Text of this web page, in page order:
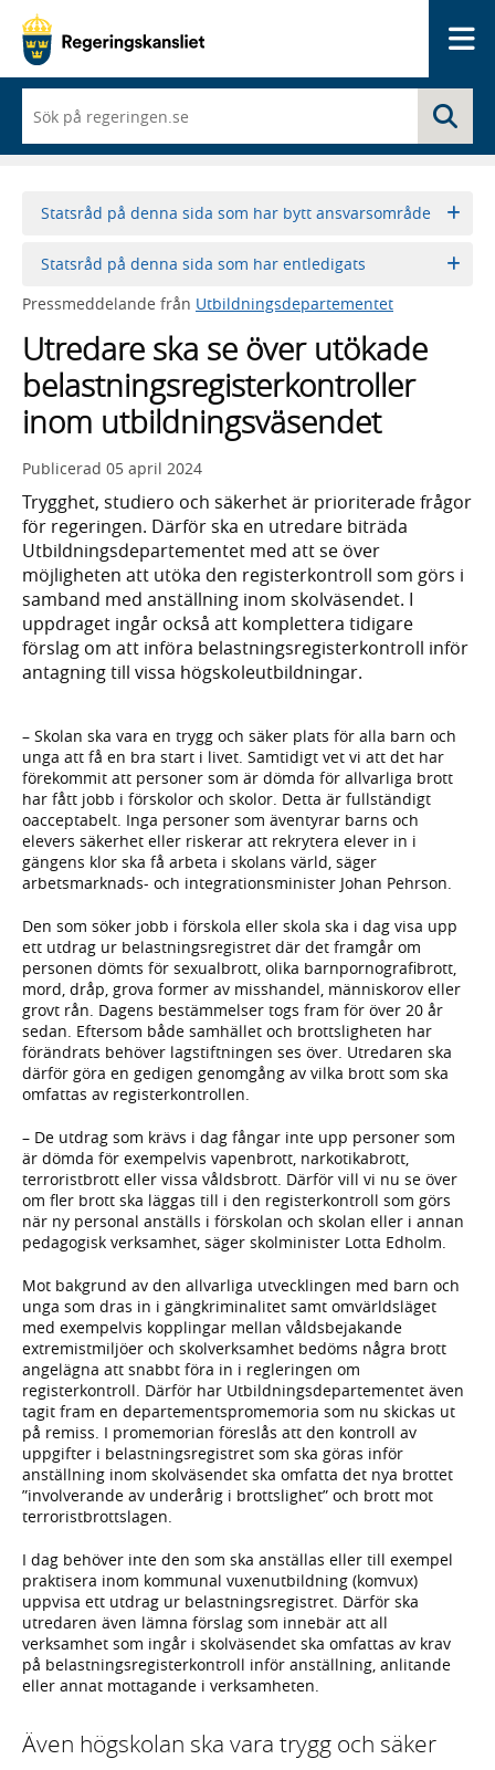
du
börjar
skriva
framträder
med
Statsråd på denna sida som har bytt ansvarsområde
Statsråd på denna sida som har entledigats
Pressmeddelande från Utbildningsdepartementet
Utredare ska se över utökade
belastningsregisterkontroller
inom utbildningsväsendet
Publicerad 05 april 2024
Trygghet, studiero och säkerhet är prioriterade frågor
för regeringen. Därför ska en utredare biträda
Utbildningsdepartementet med att se över
möjligheten att utöka den registerkontroll som görs i
samband med anställning inom skolväsendet. I
uppdraget ingår också att komplettera tidigare
förslag om att införa belastningsregisterkontroll inför
antagning till vissa högskoleutbildningar.
– Skolan ska vara en trygg och säker plats för alla barn och
unga att få en bra start i livet. Samtidigt vet vi att det har
förekommit att personer som är dömda för allvarliga brott
har fått jobb i förskolor och skolor. Detta är fullständigt
oacceptabelt. Inga personer som äventyrar barns och
elevers säkerhet eller riskerar att rekrytera elever in i
gängens klor ska få arbeta i skolans värld, säger
arbetsmarknads- och integrationsminister Johan Pehrson.
Den som söker jobb i förskola eller skola ska i dag visa upp
ett utdrag ur belastningsregistret där det framgår om
personen dömts för sexualbrott, olika barnpornografibrott,
mord, dråp, grova former av misshandel, människorov eller
grovt rån. Dagens bestämmelser togs fram för över 20 år
sedan. Eftersom både samhället och brottsligheten har
förändrats behöver lagstiftningen ses över. Utredaren ska
därför göra en gedigen genomgång av vilka brott som ska
omfattas av registerkontrollen.
– De utdrag som krävs i dag fångar inte upp personer som
är dömda för exempelvis vapenbrott, narkotikabrott,
terroristbrott eller vissa våldsbrott. Därför vill vi nu se över
om fler brott ska läggas till i den registerkontroll som görs
när ny personal anställs i förskolan och skolan eller i annan
pedagogisk verksamhet, säger skolminister Lotta Edholm.
Mot bakgrund av den allvarliga utvecklingen med barn och
unga som dras in i gängkriminalitet samt omvärldsläget
med exempelvis kopplingar mellan våldsbejakande
extremistmiljöer och skolverksamhet bedöms några brott
angelägna att snabbt föra in i regleringen om
registerkontroll. Därför har Utbildningsdepartementet även
tagit fram en departementspromemoria som nu skickas ut
på remiss. I promemorian föreslås att den kontroll av
uppgifter i belastningsregistret som ska göras inför
anställning inom skolväsendet ska omfatta det nya brottet
”involverande av underårig i brottslighet” och brott mot
terroristbrottslagen.
I dag behöver inte den som ska anställas eller till exempel
praktisera inom kommunal vuxenutbildning (komvux)
uppvisa ett utdrag ur belastningsregistret. Därför ska
utredaren även lämna förslag som innebär att all
verksamhet som ingår i skolväsendet ska omfattas av krav
på belastningsregisterkontroll inför anställning, anlitande
eller annat mottagande i verksamheten.
Även högskolan ska vara trygg och säker